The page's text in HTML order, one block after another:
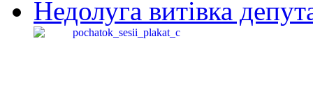
Недолуга витівка